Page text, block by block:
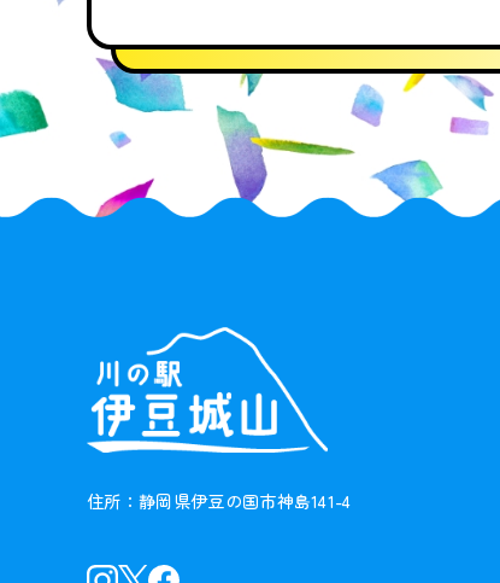
住所：静岡県伊豆の国市神島141-4